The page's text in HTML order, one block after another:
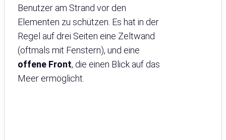
Benutzer am Strand vor den
Elementen zu schützen. Es hat in der
Regel auf drei Seiten eine Zeltwand
(oftmals mit Fenstern), und eine
offene Front, die einen Blick auf das
Meer ermöglicht.